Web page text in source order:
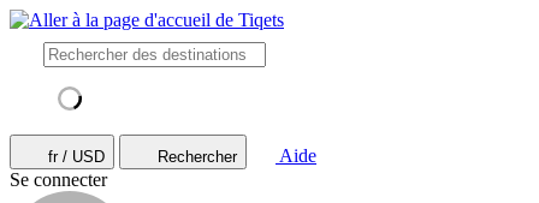
fr / USD Rechercher
Aide
Se connecter